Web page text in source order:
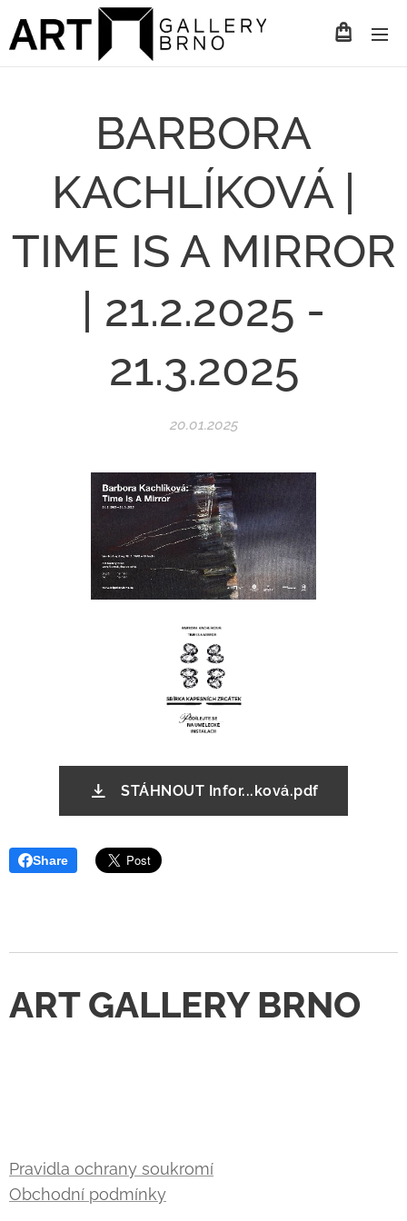
BARBORA
KACHLÍKOVÁ |
TIME IS A MIRROR
| 21.2.2025 -
21.3.2025
20.01.2025
STÁHNOUT Infor...ková.pdf
Share
ART GALLERY BRNO
Pravidla ochrany soukromí
Obchodní podmínky